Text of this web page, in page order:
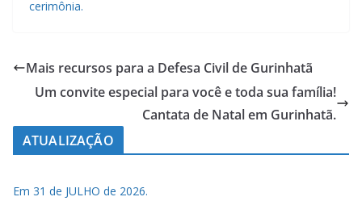
cerimônia.
Mais recursos para a Defesa Civil de Gurinhatã
Um convite especial para você e toda sua família!
Cantata de Natal em Gurinhatã.
ATUALIZAÇÃO
Em 31 de JULHO de 2026.